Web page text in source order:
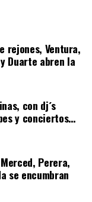
2026
rejones, Ventura,
Duarte abren la
con dj´s
y conciertos…
Perera,
se encumbran